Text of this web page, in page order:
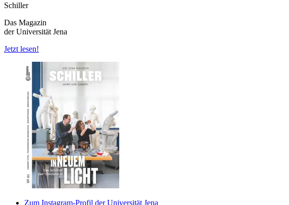
Schiller
Das Magazin
der Universität Jena
Jetzt lesen!
Zum Instagram-Profil der Universität Jena